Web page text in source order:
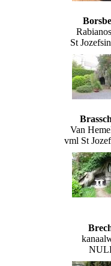
St
Van
vml St